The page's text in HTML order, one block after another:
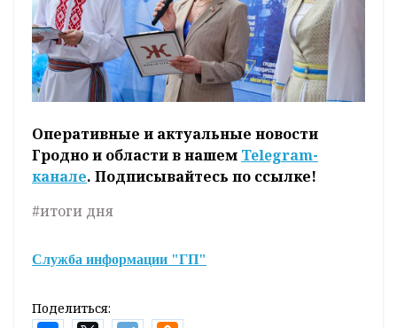
Оперативные и актуальные новости
Гродно и области в нашем Telegram-
канале. Подписывайтесь по ссылке!
#итоги дня
Служба информации "ГП"
Поделиться: